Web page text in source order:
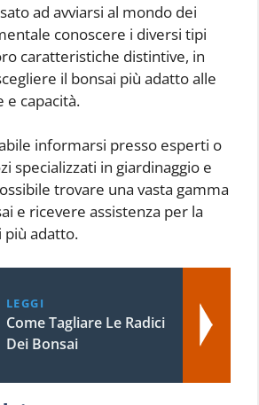
ad avviarsi al mondo dei
conoscere i diversi tipi
caratteristiche distintive, in
il bonsai più adatto alle
e capacità.
informarsi presso esperti o
specializzati in giardinaggio e
trovare una vasta gamma
e ricevere assistenza per la
più adatto.
LEGGI
Come Tagliare Le Radici
Dei Bonsai